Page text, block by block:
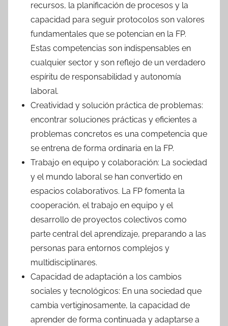
recursos, la planificación de procesos y la
capacidad para seguir protocolos son valores
fundamentales que se potencian en la FP.
Estas competencias son indispensables en
cualquier sector y son reflejo de un verdadero
espíritu de responsabilidad y autonomía
laboral.
Creatividad y solución práctica de problemas:
encontrar soluciones prácticas y eficientes a
problemas concretos es una competencia que
se entrena de forma ordinaria en la FP.
Trabajo en equipo y colaboración: La sociedad
y el mundo laboral se han convertido en
espacios colaborativos. La FP fomenta la
cooperación, el trabajo en equipo y el
desarrollo de proyectos colectivos como
parte central del aprendizaje, preparando a las
personas para entornos complejos y
multidisciplinares.
Capacidad de adaptación a los cambios
sociales y tecnológicos: En una sociedad que
cambia vertiginosamente, la capacidad de
aprender de forma continuada y adaptarse a